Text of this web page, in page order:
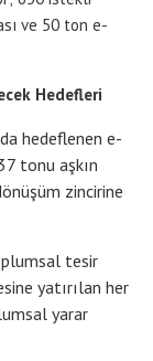
ve 50 ton e-
Hedefleri
hedeflenen e-
tonu aşkın
zincirine
tesir
yatırılan her
yarar